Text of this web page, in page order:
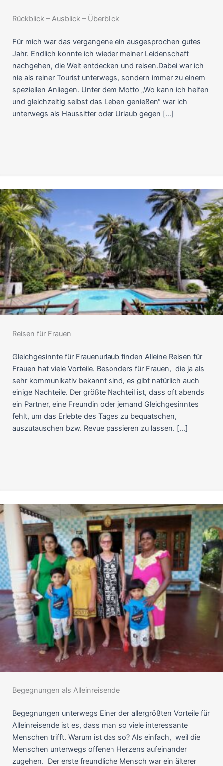
Rückblick – Ausblick – Überblick
Für mich war das vergangene ein ausgesprochen gutes
Jahr. Endlich konnte ich wieder meiner Leidenschaft
nachgehen, die Welt entdecken und reisen.Dabei war ich
nie als reiner Tourist unterwegs, sondern immer zu einem
speziellen Anliegen. Unter dem Motto „Wo kann ich helfen
und gleichzeitig selbst das Leben genießen“ war ich
unterwegs als Haussitter oder Urlaub gegen […]
Reisen für Frauen
Gleichgesinnte für Frauenurlaub finden Alleine Reisen für
Frauen hat viele Vorteile. Besonders für Frauen, die ja als
sehr kommunikativ bekannt sind, es gibt natürlich auch
einige Nachteile. Der größte Nachteil ist, dass oft abends
ein Partner, eine Freundin oder jemand Gleichgesinntes
fehlt, um das Erlebte des Tages zu bequatschen,
auszutauschen bzw. Revue passieren zu lassen. […]
Begegnungen als Alleinreisende
Begegnungen unterwegs Einer der allergrößten Vorteile für
Alleinreisende ist es, dass man so viele interessante
Menschen trifft. Warum ist das so? Als einfach, weil die
Menschen unterwegs offenen Herzens aufeinander
zugehen. Der erste freundliche Mensch war ein älterer